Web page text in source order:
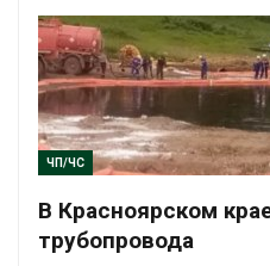
ЧП/ЧС
В Красноярском
трубопровода